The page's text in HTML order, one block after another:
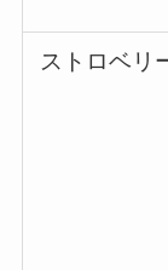
ストロベリ